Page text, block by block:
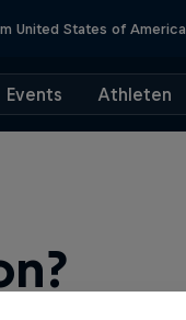
United States of America
Events Athleten